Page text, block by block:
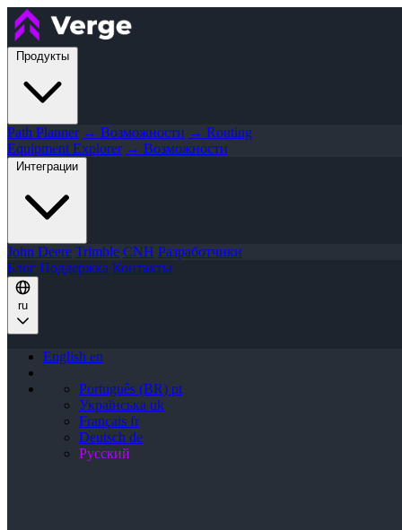
Продукты
Path Planner → Возможности → Routing
Equipment Explorer → Возможности
Интеграции
John Deere Trimble CNH Разработчики
Блог Поддержка Контакты
ru
English en
Português (BR) pt
Українська uk
Français fr
Deutsch de
Русский